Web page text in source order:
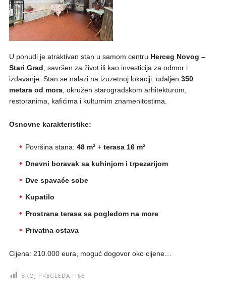
U ponudi je atraktivan stan u samom centru Herceg Novog –
Stari Grad , savršen za život ili kao investicija za odmor i
izdavanje. Stan se nalazi na izuzetnoj lokaciji, udaljen 350
metara od mora, okružen starogradskom arhitekturom,
restoranima, kafićima i kulturnim znamenitostima.
Osnovne karakteristike:
Površina stana: 48 m²+ terasa 16 m²
Dnevni boravak sa kuhinjom i trpezarijom
Dve spavaće sobe
Kupatilo
Prostrana terasa sa pogledom na more
Privatna ostava
Cijena: 210.000 eura, moguć dogovor oko cijene…
BROJ PREGLEDA: 166